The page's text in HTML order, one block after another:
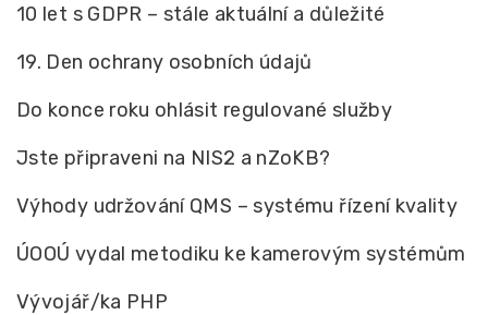
10 let s GDPR – stále aktuální a důležité
19. Den ochrany osobních údajů
Do konce roku ohlásit regulované služby
Jste připraveni na NIS2 a nZoKB?
Výhody udržování QMS – systému řízení kvality
ÚOOÚ vydal metodiku ke kamerovým systémům
Vývojář/ka PHP